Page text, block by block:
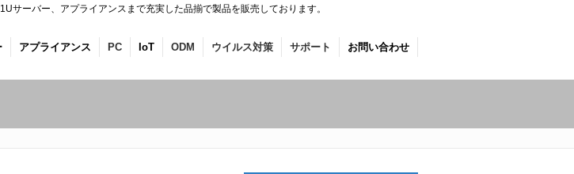
サーバー、アプライアンスまで充実した品揃で製品を販売しております。
アプライアンス PC IoT ODM ウイルス対策 サポート お問い合わせ